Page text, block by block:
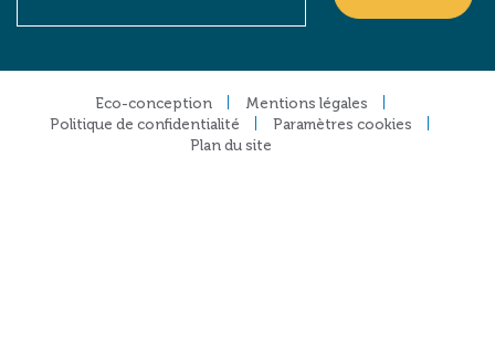
Eco-conception
Mentions légales
Politique de confidentialité
Paramètres cookies
Plan du site